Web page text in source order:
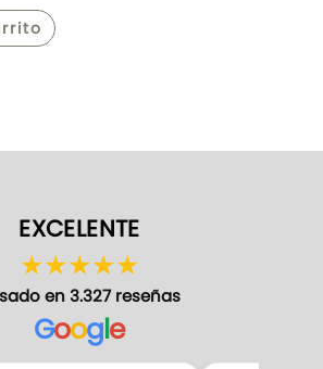
EXCELENTE
★★★★★
en 3.327 reseñas
Google